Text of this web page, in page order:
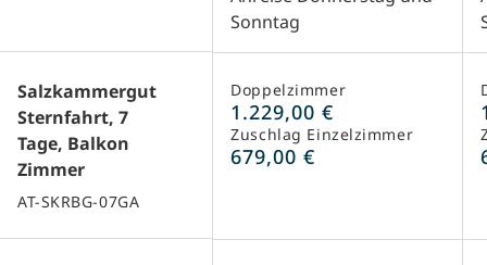
Salzkammergut
Sternfahrt, 7
Tage, Balkon
Zimmer
AT-SKRBG-07GA
Sonntag
Doppelzimmer
1.229,00 €
Zuschlag Einzelzimmer
679,00 €